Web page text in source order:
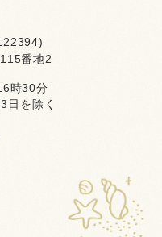
番地2
時30分
日を除く